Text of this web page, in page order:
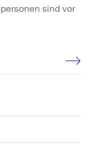
sind vor